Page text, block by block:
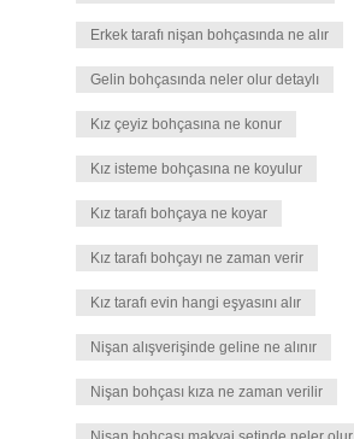
Erkek tarafı nişan bohçasında ne alır
Gelin bohçasında neler olur detaylı
Kız çeyiz bohçasına ne konur
Kız isteme bohçasına ne koyulur
Kız tarafı bohçaya ne koyar
Kız tarafı bohçayı ne zaman verir
Kız tarafı evin hangi eşyasını alır
Nişan alışverişinde geline ne alınır
Nişan bohçası kıza ne zaman verilir